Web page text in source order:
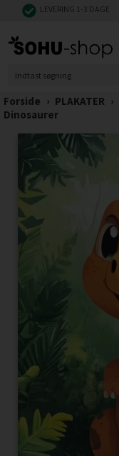
LEVERING 1-3 DAGE
Forside › PLAKATER ›
Dinosaurer